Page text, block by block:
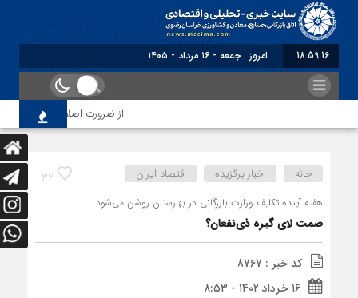
18:59:17 برابر با : Friday - 7 August - 2026
از ضرورت اصلاح رویه‌های
32 خانه اخبار برگزیده اقتصاد ایران
هفته آینده تکلیف وزارت بازرگانی در بهارستان روشن می‌شود
صمت لای گیره ذی‌نفعان؟
کد خبر : 8767
۱۶ خرداد ۱۴۰۲ - ۸:۵۳